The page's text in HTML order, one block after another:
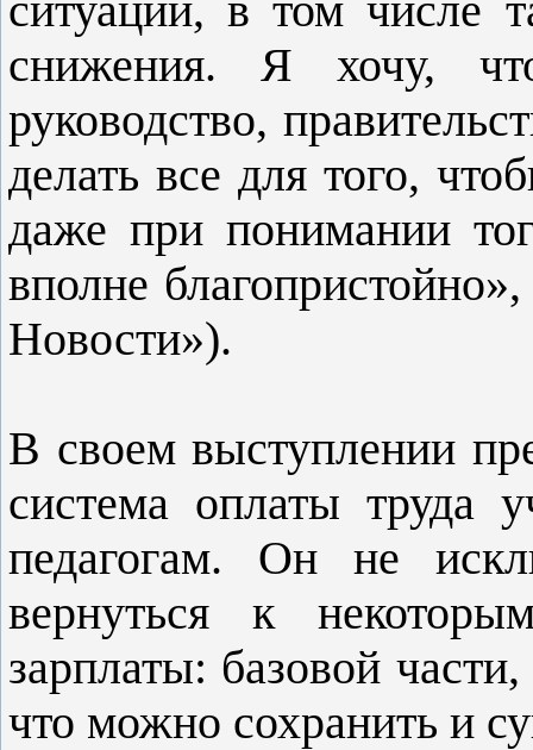
снижения. Я хочу,
руководство,
делать все для того,
даже при понимании
вполне
Новости»).
В своем выступлении
система оплаты труда
педагогам. Он не
вернуться к
зарплаты: базовой
что можно сохранить и